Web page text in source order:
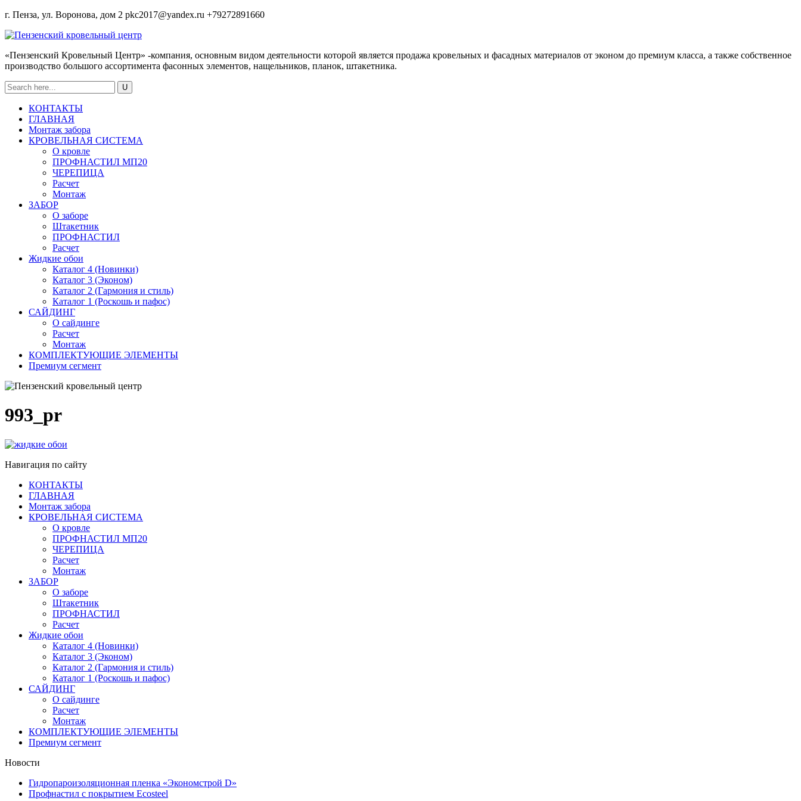
г. Пенза, ул. Воронова, дом 2 pkc2017@yandex.ru +79272891660
«Пензенский Кровельный Центр» -компания, основным видом деятельности которой является продажа кровельных и фасадных материалов от эконом до премиум класса, а также собственное
производство большого ассортимента фасонных элементов, нащельников, планок, штакетника.
КОНТАКТЫ
ГЛАВНАЯ
Монтаж забора
КРОВЕЛЬНАЯ СИСТЕМА
О кровле
ПРОФНАСТИЛ МП20
ЧЕРЕПИЦА
Расчет
Монтаж
ЗАБОР
О заборе
Штакетник
ПРОФНАСТИЛ
Расчет
Жидкие обои
Каталог 4 (Новинки)
Каталог 3 (Эконом)
Каталог 2 (Гармония и стиль)
Каталог 1 (Роскошь и пафос)
САЙДИНГ
О сайдинге
Расчет
Монтаж
КОМПЛЕКТУЮЩИЕ ЭЛЕМЕНТЫ
Премиум сегмент
993_pr
Навигация по сайту
КОНТАКТЫ
ГЛАВНАЯ
Монтаж забора
КРОВЕЛЬНАЯ СИСТЕМА
О кровле
ПРОФНАСТИЛ МП20
ЧЕРЕПИЦА
Расчет
Монтаж
ЗАБОР
О заборе
Штакетник
ПРОФНАСТИЛ
Расчет
Жидкие обои
Каталог 4 (Новинки)
Каталог 3 (Эконом)
Каталог 2 (Гармония и стиль)
Каталог 1 (Роскошь и пафос)
САЙДИНГ
О сайдинге
Расчет
Монтаж
КОМПЛЕКТУЮЩИЕ ЭЛЕМЕНТЫ
Премиум сегмент
Новости
Гидропароизоляционная пленка «Экономстрой D»
Профнастил с покрытием Ecosteel